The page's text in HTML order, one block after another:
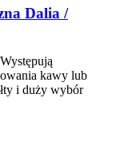
Dalia /
kawy lub
i duży wybór